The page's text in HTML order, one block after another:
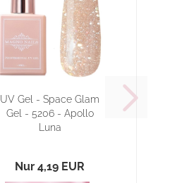
UV Gel - Space Glam
Gel - 5206 - Apollo
Luna
Nur 4,19 EUR